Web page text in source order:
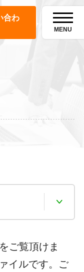
合わ
MENU
ご覧頂けま
イルです。ご